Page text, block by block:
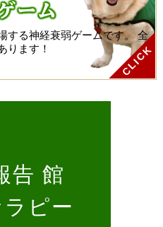
ーム
する神経衰弱ゲームです。 全
ります！
告 館
ピー